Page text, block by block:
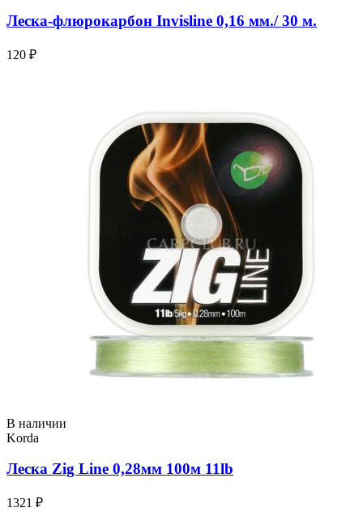
Леска-флюрокарбон Invisline 0,16 мм./ 30 м.
120 ₽
В наличии
Korda
Леска Zig Line 0,28мм 100м 11lb
1321 ₽